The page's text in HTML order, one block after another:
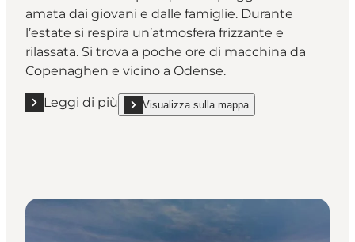
amata dai giovani e dalle famiglie. Durante
l’estate si respira un’atmosfera frizzante e
rilassata. Si trova a poche ore di macchina da
Copenaghen e vicino a Odense.
Leggi di più
Leggi di più "La spiaggia di Kerteminde Nordstrand"
Visualizza sulla mappa
show La spiaggia di Kerteminde Nordstrand